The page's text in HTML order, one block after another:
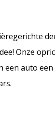
Onze
een auto